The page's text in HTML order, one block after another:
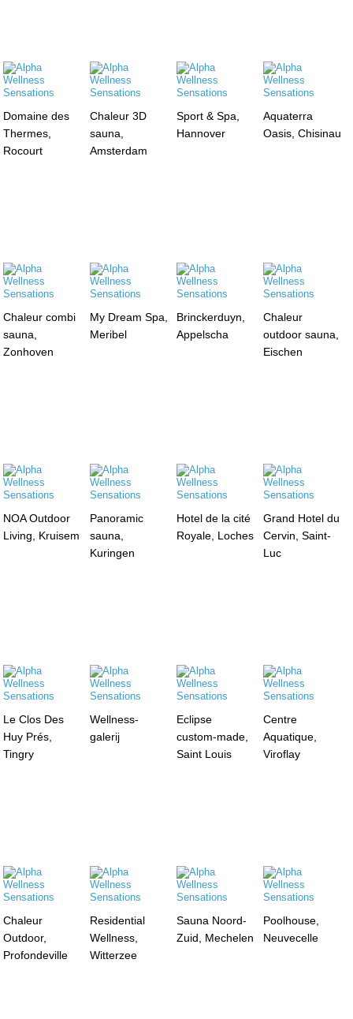
Domaine des
Thermes,
Rocourt
Chaleur 3D
sauna,
Amsterdam
Sport & Spa,
Hannover
Aquaterra
Oasis, Chisinau
Chaleur combi
sauna,
Zonhoven
My Dream Spa,
Meribel
Brinckerduyn,
Appelscha
Chaleur
outdoor sauna,
Eischen
NOA Outdoor
Living, Kruisem
Panoramic
sauna,
Kuringen
Hotel de la cité
Royale, Loches
Grand Hotel du
Cervin, Saint-
Luc
Le Clos Des
Huy Prés,
Tingry
Wellness-
galerij
Eclipse
custom-made,
Saint Louis
Centre
Aquatique,
Viroflay
Chaleur
Outdoor,
Profondeville
Residential
Wellness,
Witterzee
Sauna Noord-
Zuid, Mechelen
Poolhouse,
Neuvecelle